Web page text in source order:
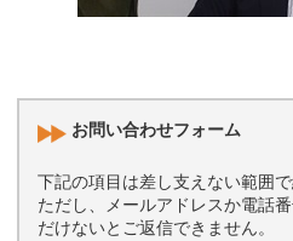
お問い合わせフォーム
下記の項目は差し支えない範囲で
ただし、メールアドレスか電話
だけないとご返信できません。